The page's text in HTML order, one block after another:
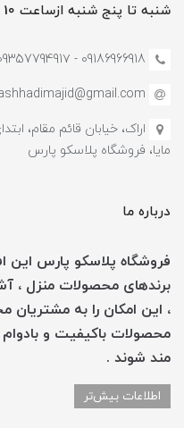
شنبه تا پنج شنبه ازساعت 10 الی 22 پاسخگوی شما هستیم
09186966918 - 0935779491۷
اراک، خیابان قائم مقام،
مایا، فروشگاه پلاسکو پارس
درباره ما
فروشگاه پلاسکو پارس این
برندهای محصولات منزل ،
، این امکان را به مشتریان
محصولات باکیفیت و
مند شوند .
اطلاعات بیش‌تر